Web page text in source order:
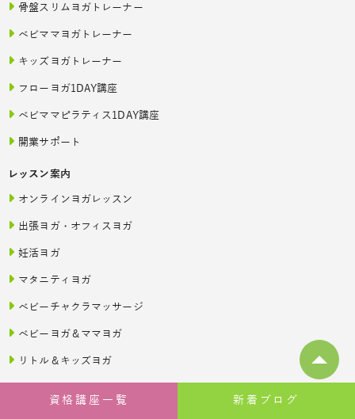
骨盤スリムヨガトレーナー
ベビママヨガトレーナー
キッズヨガトレーナー
フローヨガ1DAY講座
ベビママピラティス1DAY講座
開業サポート
レッスン案内
オンラインヨガレッスン
出張ヨガ・オフィスヨガ
妊活ヨガ
マタニティヨガ
ベビーチャクラマッサージ
ベビーヨガ＆ママヨガ
リトル＆キッズヨガ
新着ブログ
資格講座一覧